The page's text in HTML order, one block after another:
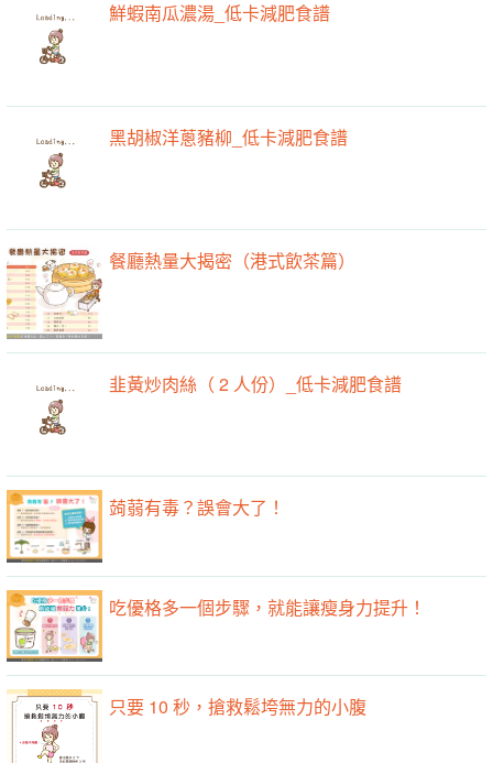
鮮蝦南瓜濃湯_低卡減肥食譜
黑胡椒洋蔥豬柳_低卡減肥食譜
餐廳熱量大揭密（港式飲茶篇）
韭黃炒肉絲（ 2 人份）_低卡減肥食譜
蒟蒻有毒？誤會大了！
吃優格多一個步驟，就能讓瘦身力提升！
只要 10 秒，搶救鬆垮無力的小腹